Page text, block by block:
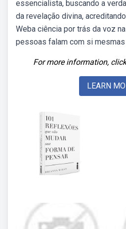
essencialista, buscando a
da revelação divina,
Weba ciência por trás da voz
pessoas falam com si
For more information,
LEARN